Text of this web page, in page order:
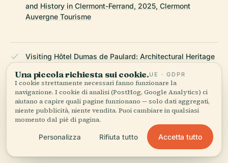
and History in Clermont-Ferrand, 2025, Clermont
Auvergne Tourisme
Visiting Hôtel Dumas de Paulard: Architectural Heritage
POP Culture
Hôtel Dumas De Paulard: A Historic Gem in Clermont-
Ferrand with Visiting Information, 2025, The Good Life
France
Una piccola richiesta sui cookie.UE · GDPR
I cookie strettamente necessari fanno funzionare la
navigazione. I cookie di analisi (PostHog, Google Analytics) ci
aiutano a capire quali pagine funzionano — solo dati aggregati,
niente pubblicità, niente vendita. Puoi cambiare in qualsiasi
momento dal piè di pagina.
Personalizza Rifiuta tutto Accetta tutto